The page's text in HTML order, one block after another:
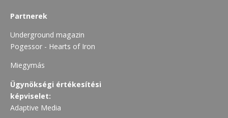
Partnerek
Underground magazin
Pogessor - Hearts of Iron
Miegymás
Ügynökségi értékesítési
képviselet:
Adaptive Media